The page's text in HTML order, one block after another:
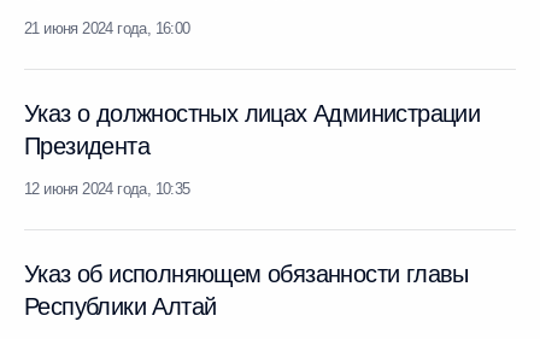
21 июня 2024 года, 16:00
Указ о должностных лицах Администрации
Президента
12 июня 2024 года, 10:35
Указ об исполняющем обязанности главы
Республики Алтай